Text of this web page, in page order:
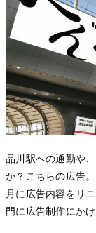
品川駅への通勤や
か？こちらの広告
月に広告内容をリ
門に広告制作にか